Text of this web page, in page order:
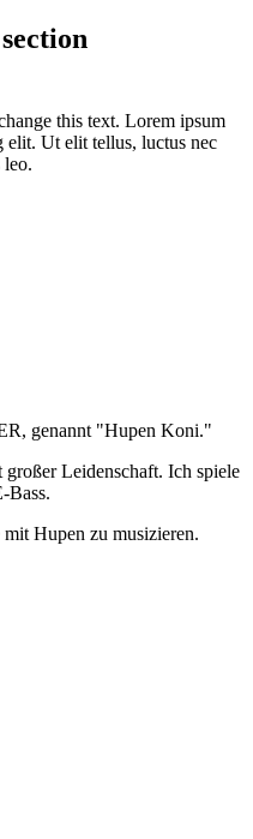
this text. Lorem ipsum
elit. Ut elit tellus, luctus nec
leo.
genannt "Hupen Koni."
großer Leidenschaft. Ich spiele
Bass.
Hupen zu musizieren.